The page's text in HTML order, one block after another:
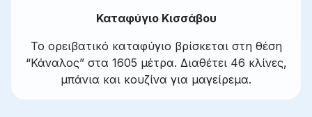
Καταφύγιο Κισσάβου
Το ορειβατικό καταφύγιο βρίσκεται στη θέση
“Κάναλος” στα 1605 μέτρα. Διαθέτει 46 κλίνες,
μπάνια και κουζίνα για μαγείρεμα.